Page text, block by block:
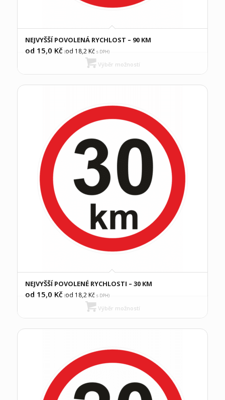
NEJVYŠŠÍ POVOLENÁ RYCHLOST – 90 KM
od 15,0 Kč (od 18,2Kčs DPH)
Výběr možností
NEJVYŠŠÍ POVOLENÉ RYCHLOSTI – 30 KM
od 15,0 Kč (od 18,2Kčs DPH)
Výběr možností